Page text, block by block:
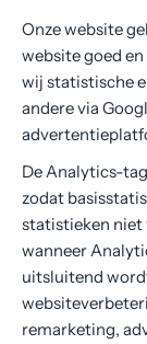
Onze website
website goed
wij statistische
andere via
De Analytics-
zodat
statistieken niet
wanneer
uitsluitend
remarketing,